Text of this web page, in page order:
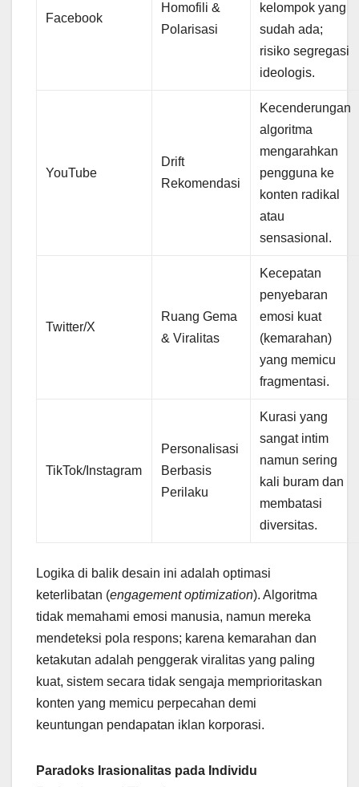
Facebook
Homofili &
Polarisasi
kelompok yang
sudah ada;
risiko segregasi
ideologis.
YouTube
Drift
Rekomendasi
Kecenderungan
algoritma
mengarahkan
pengguna ke
konten radikal
atau
sensasional.
Twitter/X
Ruang Gema
& Viralitas
Kecepatan
penyebaran
emosi kuat
(kemarahan)
yang memicu
fragmentasi.
TikTok/Instagram
Personalisasi
Berbasis
Perilaku
Kurasi yang
sangat intim
namun sering
kali buram dan
membatasi
diversitas.
Logika di balik desain ini adalah optimasi
keterlibatan (engagement optimization). Algoritma
tidak memahami emosi manusia, namun mereka
mendeteksi pola respons; karena kemarahan dan
ketakutan adalah penggerak viralitas yang paling
kuat, sistem secara tidak sengaja memprioritaskan
konten yang memicu perpecahan demi
keuntungan pendapatan iklan korporasi.
Paradoks Irasionalitas pada Individu